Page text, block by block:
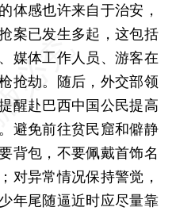
感也许来自于治安，
案已发生多起，这包括
媒体工作人员、游客在
抢劫。随后，外交部领
醒赴巴西中国公民提高
避免前往贫民窟和僻静
背包，不要佩戴首饰名
对异常情况保持警觉，
年尾随逼近时应尽量靠